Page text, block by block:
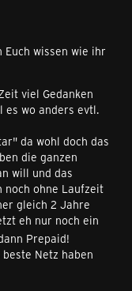
wissen wie ihr
viel Gedanken
es wo anders evtl.
da wohl doch das
die ganzen
will und das
noch ohne Laufzeit
gleich 2 Jahre
eh nur noch ein
Prepaid!
Netz haben